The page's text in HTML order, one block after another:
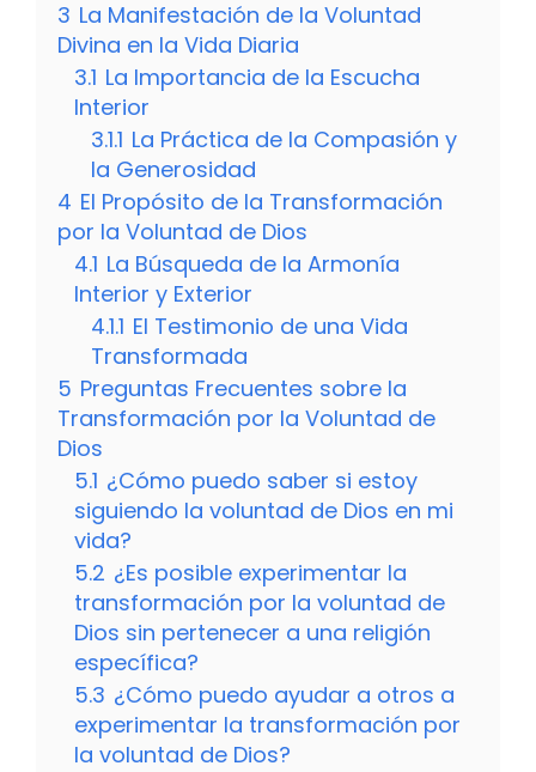
3 La Manifestación de la Voluntad
Divina en la Vida Diaria
3.1 La Importancia de la Escucha
Interior
3.1.1 La Práctica de la Compasión y
la Generosidad
4 El Propósito de la Transformación
por la Voluntad de Dios
4.1 La Búsqueda de la Armonía
Interior y Exterior
4.1.1 El Testimonio de una Vida
Transformada
5 Preguntas Frecuentes sobre la
Transformación por la Voluntad de
Dios
5.1 ¿Cómo puedo saber si estoy
siguiendo la voluntad de Dios en mi
vida?
5.2 ¿Es posible experimentar la
transformación por la voluntad de
Dios sin pertenecer a una religión
específica?
5.3 ¿Cómo puedo ayudar a otros a
experimentar la transformación por
la voluntad de Dios?